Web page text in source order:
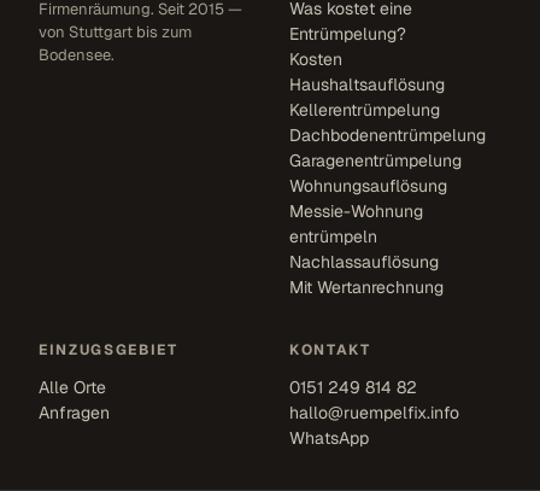
Firmenräumung. Seit 2015 —
von Stuttgart bis zum
Bodensee.
Was kostet eine
Entrümpelung?
Kosten
Haushaltsauflösung
Kellerentrümpelung
Dachbodenentrümpelung
Garagenentrümpelung
Wohnungsauflösung
Messie-Wohnung
entrümpeln
Nachlassauflösung
Mit Wertanrechnung
EINZUGSGEBIET
Alle Orte
Anfragen
KONTAKT
0151 249 814 82
hallo@ruempelfix.info
WhatsApp